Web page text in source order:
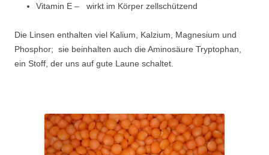
Vitamin E – wirkt im Körper zellschützend
Die Linsen enthalten viel Kalium, Kalzium, Magnesium und
Phosphor; sie beinhalten auch die Aminosäure Tryptophan,
ein Stoff, der uns auf gute Laune schaltet.